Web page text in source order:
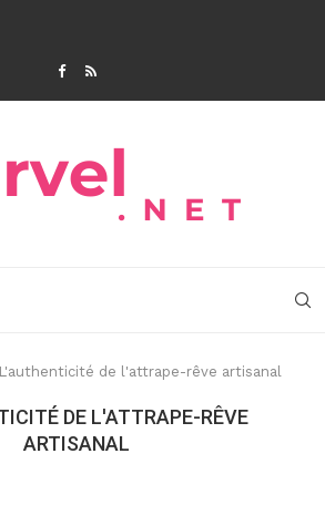
DU DOUBLE NETTOYAGE SUR LA PEAU ?
L'authenticité de l'attrape-rêve artisanal
DE L'ATTRAPE-RÊVE
ARTISANAL